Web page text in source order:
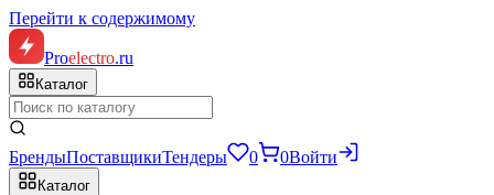
Перейти к содержимому
Proelectro.ru
Каталог
БрендыПоставщикиТендеры 0 0Войти
Каталог